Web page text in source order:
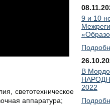
9 и 10
В
2022
светотехническое
аппаратура;